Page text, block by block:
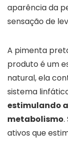
aparência da
sensação de
A pimenta
produto é um
natural, ela
sistema
estimulando
metabolismo.
ativos que